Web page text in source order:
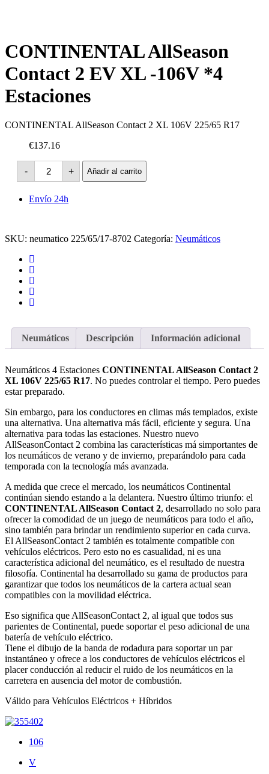
CONTINENTAL AllSeason
Contact 2 EV XL -106V *4
Estaciones
CONTINENTAL AllSeason Contact 2 XL 106V 225/65 R17
€137.16
-
CONTINENTAL
AllSeason
Contact
EV
Estaciones
+ Añadir al carrito
Envío 24h
SKU: neumatico 225/65/17-8702 Categoría: Neumáticos
Neumáticos Descripción Información adicional
Neumáticos 4 Estaciones CONTINENTAL AllSeason Contact 2
XL 106V 225/65 R17. No puedes controlar el tiempo. Pero puedes
estar preparado.
Sin embargo, para los conductores en climas más templados, existe
una alternativa. Una alternativa más fácil, eficiente y segura. Una
alternativa para todas las estaciones. Nuestro nuevo
AllSeasonContact 2 combina las características má simportantes de
los neumáticos de verano y de invierno, preparándolo para cada
temporada con la tecnología más avanzada.
A medida que crece el mercado, los neumáticos Continental
continúan siendo estando a la delantera. Nuestro último triunfo: el
CONTINENTAL AllSeason Contact 2, desarrollado no solo para
ofrecer la comodidad de un juego de neumáticos para todo el año,
sino también para brindar un rendimiento superior en cada curva.
El AllSeasonContact 2 también es totalmente compatible con
vehículos eléctricos. Pero esto no es casualidad, ni es una
característica adicional del neumático, es el resultado de nuestra
filosofía. Continental ha desarrollado su gama de productos para
garantizar que todos los neumáticos de la cartera actual sean
compatibles con la movilidad eléctrica.
Eso significa que AllSeasonContact 2, al igual que todos sus
parientes de Continental, puede soportar el peso adicional de una
batería de vehículo eléctrico.
Tiene el dibujo de la banda de rodadura para soportar un par
instantáneo y ofrece a los conductores de vehículos eléctricos el
placer conducción al reducir el ruido de los neumáticos en la
carretera en ausencia del motor de combustión.
Válido para Vehículos Eléctricos + Híbridos
106
V